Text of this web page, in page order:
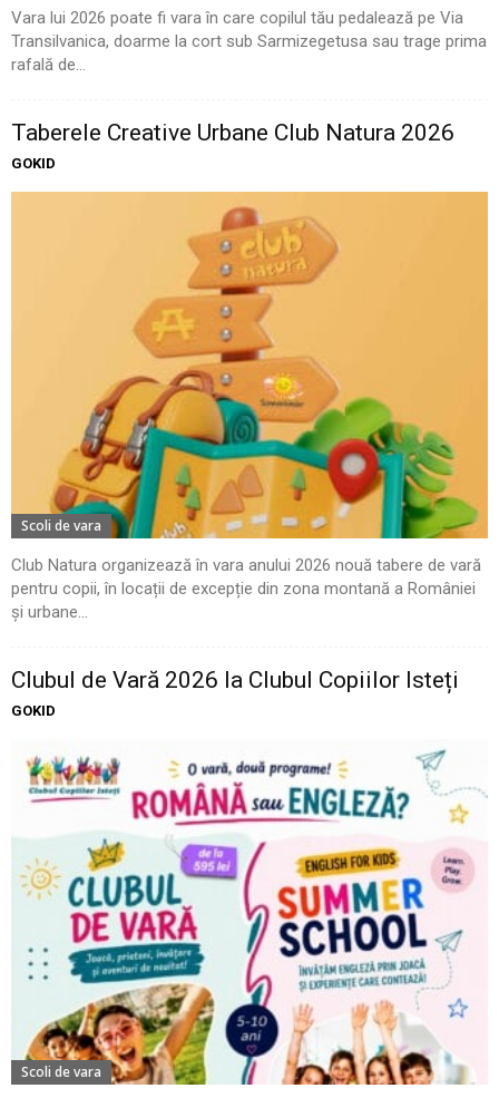
Vara lui 2026 poate fi vara în care copilul tău pedalează pe Via
Transilvanica, doarme la cort sub Sarmizegetusa sau trage prima
rafală de...
Taberele Creative Urbane Club Natura 2026
GOKID
Scoli de vara
Club Natura organizează în vara anului 2026 nouă tabere de vară
pentru copii, în locații de excepție din zona montană a României
și urbane...
Clubul de Vară 2026 la Clubul Copiilor Isteți
GOKID
Scoli de vara